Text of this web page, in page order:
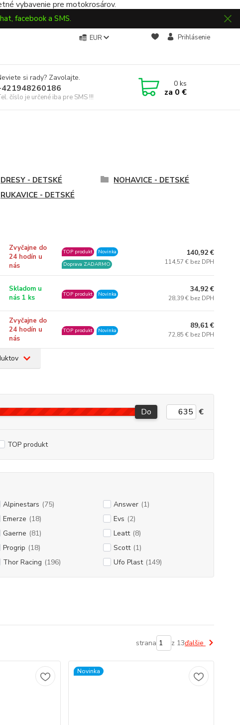
vybavenie pre motokrosárov.
facebook a SMS.
EUR Prihlásenie
si rady? Zavolajte.
číslo je určené iba pre SMS !!!
0ks
za 0 €
DRESY - DETSKÉ
NOHAVICE - DETSKÉ
RUKAVICE - DETSKÉ
Zvyčajne do
24 hodín u
nás
TOP produkt
Novinka
Doprava ZADARMO
140,92 €
114,57 € bez DPH
Skladom u
nás 1 ks
TOP produkt Novinka
34,92 €
28,39 € bez DPH
Zvyčajne do
24 hodín u
nás
TOP produkt Novinka
89,61 €
72,85 € bez DPH
Do €
TOP produkt
Alpinestars (75) Answer (1)
Emerze (18) Evs (2)
Gaerne (81) Leatt (8)
Progrip (18) Scott (1)
Thor Racing (196) Ufo Plast (149)
strana z 13ďalšie
Novinka